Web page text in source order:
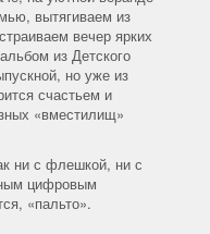
вытягиваем из
вечер ярких
из Детского
но уже из
счастьем и
«вместилищ»
ни с флешкой, ни с
цифровым
«пальто».